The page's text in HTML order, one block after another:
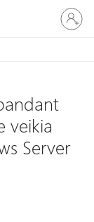
prie
paskyros
veikia
Server